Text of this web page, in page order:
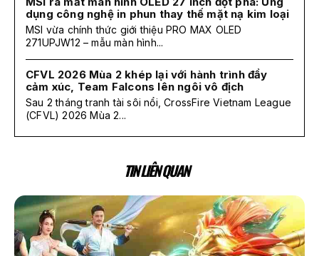
dụng công nghệ in phun thay thế mặt nạ kim loại
MSI vừa chính thức giới thiệu PRO MAX OLED
271UPJW12 – mẫu màn hình...
CFVL 2026 Mùa 2 khép lại với hành trình đầy
cảm xúc, Team Falcons lên ngôi vô địch
Sau 2 tháng tranh tài sôi nổi, CrossFire Vietnam League
(CFVL) 2026 Mùa 2...
TIN LIÊN QUAN